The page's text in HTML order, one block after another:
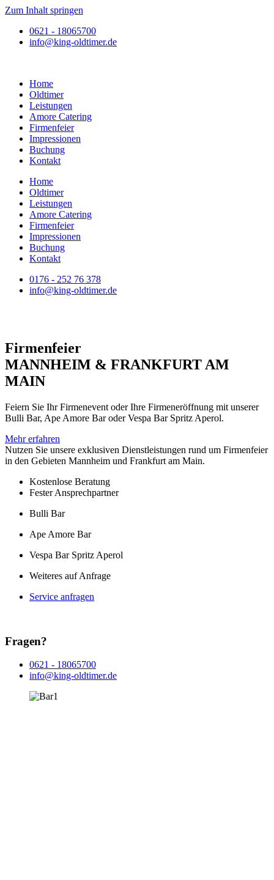
Zum Inhalt springen
0621 - 18065700
info@king-oldtimer.de
Home
Oldtimer
Leistungen
Amore Catering
Firmenfeier
Impressionen
Buchung
Kontakt
Home
Oldtimer
Leistungen
Amore Catering
Firmenfeier
Impressionen
Buchung
Kontakt
0176 - 252 76 378
info@king-oldtimer.de
Firmenfeier
MANNHEIM & FRANKFURT AM
MAIN
Feiern Sie Ihr Firmenevent oder Ihre Firmeneröffnung mit unserer
Bulli Bar, Ape Amore Bar oder Vespa Bar Spritz Aperol.
Mehr erfahren
Nutzen Sie unsere exklusiven Dienstleistungen rund um Firmenfeier
in den Gebieten Mannheim und Frankfurt am Main.
Kostenlose Beratung
Fester Ansprechpartner
Bulli Bar
Ape Amore Bar
Vespa Bar Spritz Aperol
Weiteres auf Anfrage
Service anfragen
Fragen?
0621 - 18065700
info@king-oldtimer.de